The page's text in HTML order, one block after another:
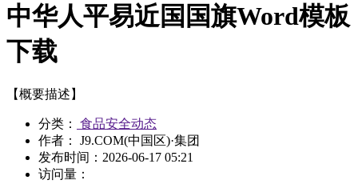
中华人平易近国国旗Word模板
下载
【概要描述】
分类：
食品安全动态
作者： J9.COM(中国区)·集团
发布时间： 2026-06-17 05:21
访问量：